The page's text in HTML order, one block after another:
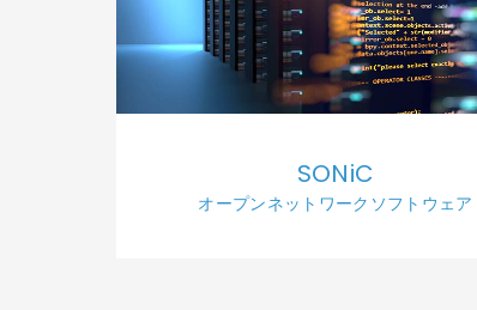
SONiC
オープンネットワークソフトウェア